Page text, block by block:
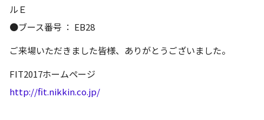
ルＥ
●ブース番号 ： EB28
ご来場いただきました皆様、ありがとうございました。
FIT2017ホームページ
http://fit.nikkin.co.jp/